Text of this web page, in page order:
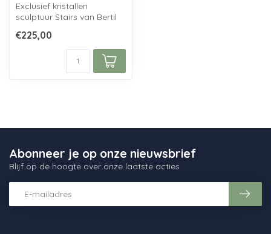
Exclusief kristallen
sculptuur Stairs van Bertil
Kosta...
€225,00
Abonneer je op onze nieuwsbrief
Blijf op de hoogte over onze laatste acties